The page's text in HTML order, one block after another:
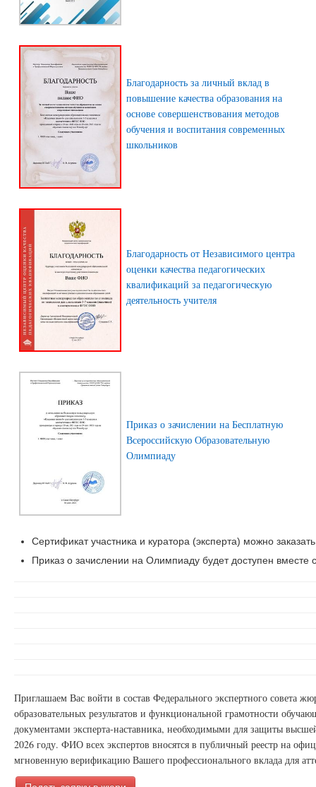
Благодарность за личный вклад в
повышение качества образования на
основе совершенствования методов
обучения и воспитания современных
школьников
Благодарность от Независимого центра
оценки качества педагогических
квалификаций за педагогическую
деятельность учителя
Приказ о зачислении на Бесплатную
Всероссийскую Образовательную
Олимпиаду
Сертификат участника и куратора (эксперта) можно
Приказ о зачислении на Олимпиаду будет доступен вместе
Приглашаем Вас войти в состав Федерального экспертного совета
образовательных результатов и функциональной грамотности
документами эксперта-наставника, необходимыми для защиты
2026 году. ФИО всех экспертов вносятся в публичный реестр на
мгновенную верификацию Вашего профессионального вклада для